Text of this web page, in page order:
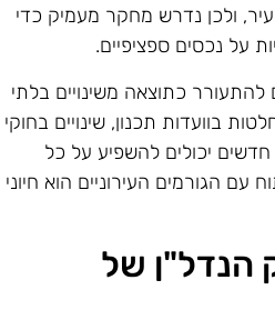
ולכן נדרש מחקר מעמיק כדי
על נכסים ספציפיים.
כתוצאה משינויים בלתי
בוועדות תכנון, שינויים בחוקי
יכולים להשפיע על כל
הגורמים העירוניים הוא חיוני
הנדל"ן של